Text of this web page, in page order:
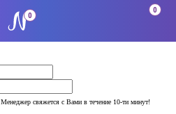
Менеджер свяжется с Вами в течение 10-ти минут!
0
0